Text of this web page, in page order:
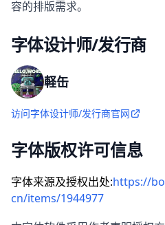
容的排版需求。
字体设计师/发行商
軽缶
访问字体设计师/发行商官网
字体版权许可信息
字体来源及授权出处:https://
cn/items/1944977